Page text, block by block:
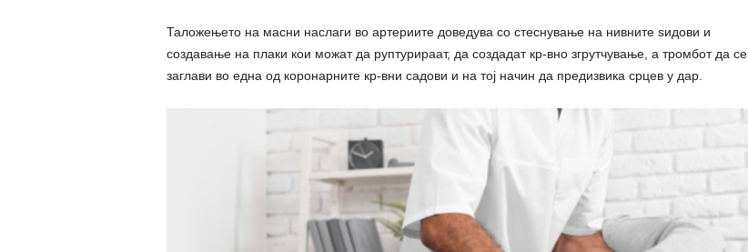
Таложењето на масни наслаги во артериите доведува со стеснување на нивните ѕидови и
создавање на плаки кои можат да руптурираат, да создадат кр-вно згрутчување, а тромбот да се
заглави во една од коронарните кр-вни садови и на тој начин да предизвика срцев у дар.